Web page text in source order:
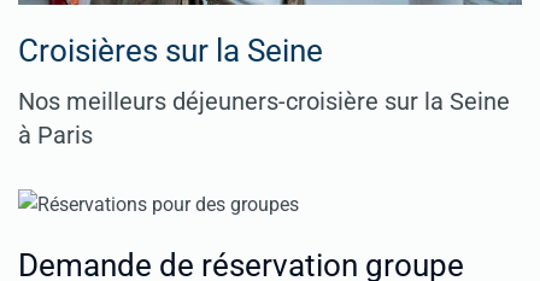
Croisières sur la Seine
Nos meilleurs déjeuners-croisière sur la Seine
à Paris
Demande de réservation groupe